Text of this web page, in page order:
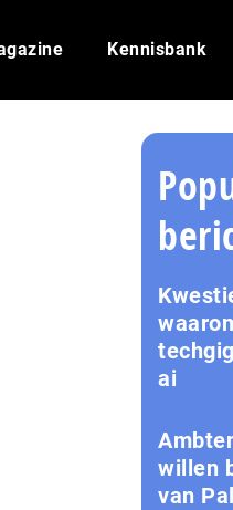
Kennisbank
ai
willen
van